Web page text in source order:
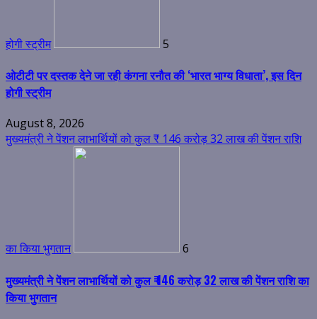
होगी स्ट्रीम 5
ओटीटी पर दस्तक देने जा रही कंगना रनौत की ‘भारत भाग्य विधाता’, इस दिन
होगी स्ट्रीम
August 8, 2026
मुख्यमंत्री ने पेंशन लाभार्थियों को कुल ₹ 146 करोड़ 32 लाख की पेंशन राशि
का किया भुगतान 6
मुख्यमंत्री ने पेंशन लाभार्थियों को कुल ₹ 146 करोड़ 32 लाख की पेंशन राशि का
किया भुगतान